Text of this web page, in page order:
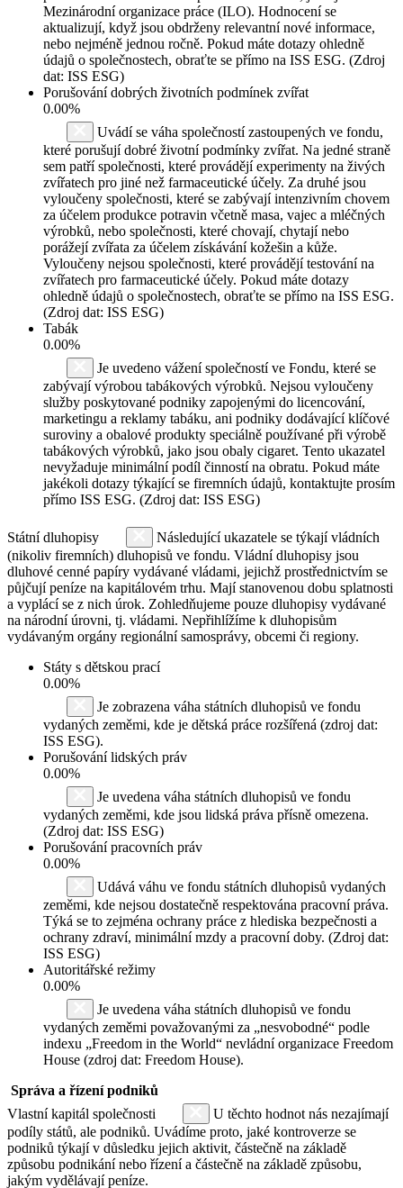
Mezinárodní organizace práce (ILO). Hodnocení se
aktualizují, když jsou obdrženy relevantní nové informace,
nebo nejméně jednou ročně. Pokud máte dotazy ohledně
údajů o společnostech, obraťte se přímo na ISS ESG. (Zdroj
dat: ISS ESG)
Porušování dobrých životních podmínek zvířat
0.00%
Uvádí se váha společností zastoupených ve fondu,
které porušují dobré životní podmínky zvířat. Na jedné straně
sem patří společnosti, které provádějí experimenty na živých
zvířatech pro jiné než farmaceutické účely. Za druhé jsou
vyloučeny společnosti, které se zabývají intenzivním chovem
za účelem produkce potravin včetně masa, vajec a mléčných
výrobků, nebo společnosti, které chovají, chytají nebo
porážejí zvířata za účelem získávání kožešin a kůže.
Vyloučeny nejsou společnosti, které provádějí testování na
zvířatech pro farmaceutické účely. Pokud máte dotazy
ohledně údajů o společnostech, obraťte se přímo na ISS ESG.
(Zdroj dat: ISS ESG)
Tabák
0.00%
Je uvedeno vážení společností ve Fondu, které se
zabývají výrobou tabákových výrobků. Nejsou vyloučeny
služby poskytované podniky zapojenými do licencování,
marketingu a reklamy tabáku, ani podniky dodávající klíčové
suroviny a obalové produkty speciálně používané při výrobě
tabákových výrobků, jako jsou obaly cigaret. Tento ukazatel
nevyžaduje minimální podíl činností na obratu. Pokud máte
jakékoli dotazy týkající se firemních údajů, kontaktujte prosím
přímo ISS ESG. (Zdroj dat: ISS ESG)
Státní dluhopisy
Následující ukazatele se týkají vládních
(nikoliv firemních) dluhopisů ve fondu. Vládní dluhopisy jsou
dluhové cenné papíry vydávané vládami, jejichž prostřednictvím se
půjčují peníze na kapitálovém trhu. Mají stanovenou dobu splatnosti
a vyplácí se z nich úrok. Zohledňujeme pouze dluhopisy vydávané
na národní úrovni, tj. vládami. Nepřihlížíme k dluhopisům
vydávaným orgány regionální samosprávy, obcemi či regiony.
Státy s dětskou prací
0.00%
Je zobrazena váha státních dluhopisů ve fondu
vydaných zeměmi, kde je dětská práce rozšířená (zdroj dat:
ISS ESG).
Porušování lidských práv
0.00%
Je uvedena váha státních dluhopisů ve fondu
vydaných zeměmi, kde jsou lidská práva přísně omezena.
(Zdroj dat: ISS ESG)
Porušování pracovních práv
0.00%
Udává váhu ve fondu státních dluhopisů vydaných
zeměmi, kde nejsou dostatečně respektována pracovní práva.
Týká se to zejména ochrany práce z hlediska bezpečnosti a
ochrany zdraví, minimální mzdy a pracovní doby. (Zdroj dat:
ISS ESG)
Autoritářské režimy
0.00%
Je uvedena váha státních dluhopisů ve fondu
vydaných zeměmi považovanými za „nesvobodné“ podle
indexu „Freedom in the World“ nevládní organizace Freedom
House (zdroj dat: Freedom House).
Správa a řízení podniků
Vlastní kapitál společnosti
U těchto hodnot nás nezajímají
podíly států, ale podniků. Uvádíme proto, jaké kontroverze se
podniků týkají v důsledku jejich aktivit, částečně na základě
způsobu podnikání nebo řízení a částečně na základě způsobu,
jakým vydělávají peníze.